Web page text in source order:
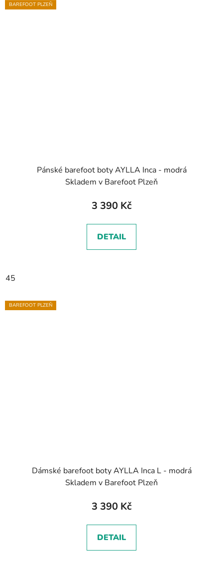
BAREFOOT PLZEŇ
Pánské barefoot boty AYLLA Inca - modrá
Skladem v Barefoot Plzeň
3 390 Kč
DETAIL
45
BAREFOOT PLZEŇ
Dámské barefoot boty AYLLA Inca L - modrá
Skladem v Barefoot Plzeň
3 390 Kč
DETAIL